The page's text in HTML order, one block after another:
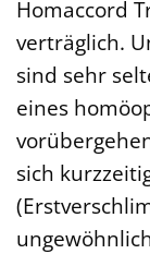
Homaccord
verträglich.
sind sehr
eines
sich